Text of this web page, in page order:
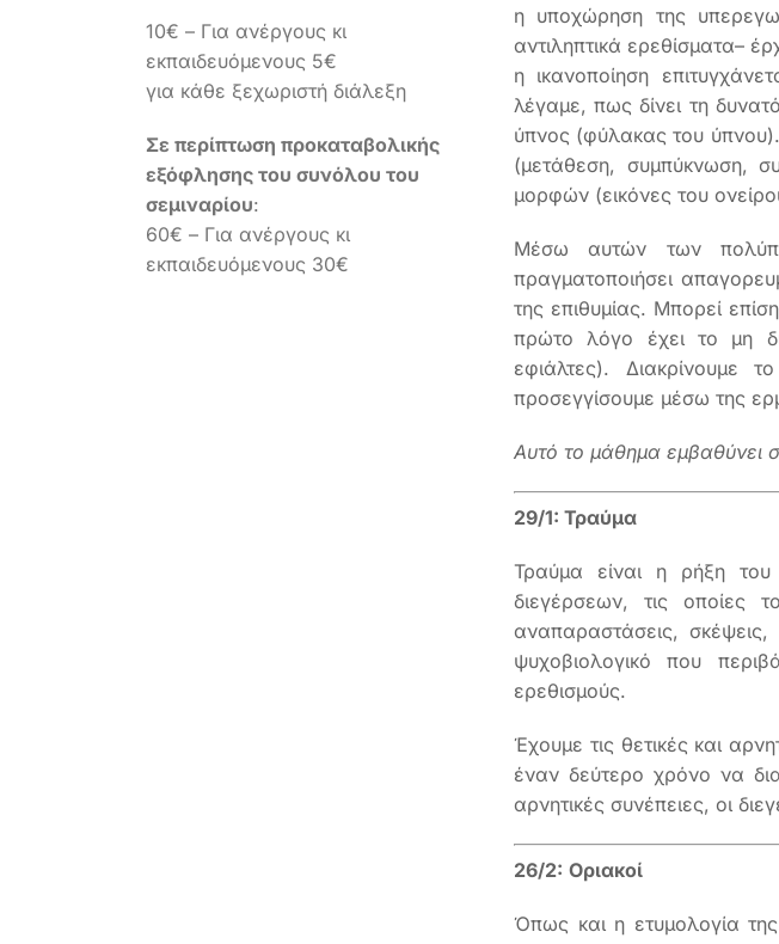
10€ – Για ανέργους κι
εκπαιδευόμενους 5€
για κάθε ξεχωριστή διάλεξη
Σε περίπτωση προκαταβολικής
εξόφλησης του συνόλου του
σεμιναρίου:
60€ – Για ανέργους κι
εκπαιδευόμενους 30€
η υποχώρηση της
αντιληπτικά ερεθίσματα–
η ικανοποίηση
λέγαμε, πως δίνει τη
ύπνος (φύλακας του ύπνου).
(μετάθεση, συμπύκνωση,
μορφών (εικόνες του
Μέσω αυτών των
πραγματοποιήσει
της επιθυμίας. Μπορεί
πρώτο λόγο έχει το μη
εφιάλτες). Διακρίνουμε
προσεγγίσουμε μέσω της
Αυτό το μάθημα εμβαθύνει
29/1: Τραύμα
Τραύμα είναι η ρήξη του
διεγέρσεων, τις οποίες
αναπαραστάσεις, σκέψεις,
ψυχοβιολογικό που
ερεθισμούς.
Έχουμε τις θετικές και
έναν δεύτερο χρόνο να
αρνητικές συνέπειες, οι
26/2: Οριακοί
Όπως και η ετυμολογία